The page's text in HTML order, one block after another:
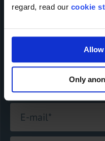
regard, read our cookie
Allow
Only
Name der Firma
E-mail*